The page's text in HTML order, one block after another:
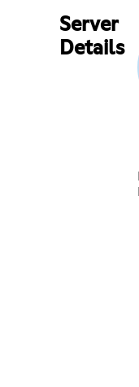
Server
Details